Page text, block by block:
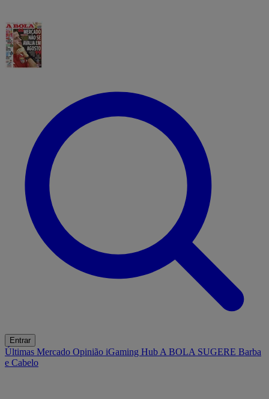
Entrar
Últimas Mercado Opinião iGaming Hub A BOLA SUGERE Barba
e Cabelo